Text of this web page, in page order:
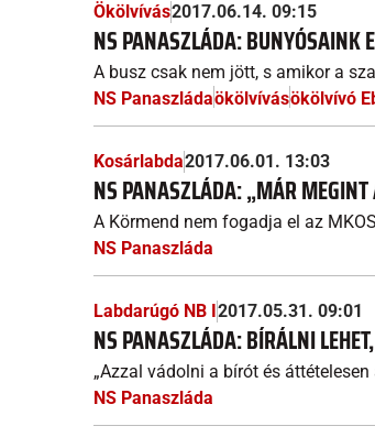
Ökölvívás2017.06.14. 09:15
NS PANASZLÁDA: BUNYÓSAINK
A busz csak nem jött, s amikor a
NS Panaszládaökölvívásökölvívó
Kosárlabda2017.06.01. 13:03
NS PANASZLÁDA: „MÁR
A Körmend nem fogadja el az
NS Panaszláda
Labdarúgó NB I2017.05.31. 09:01
NS PANASZLÁDA: BÍRÁLNI
„Azzal vádolni a bírót és
NS Panaszláda